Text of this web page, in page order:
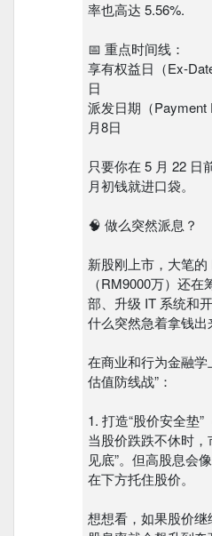
率也高达 5.56%.
📅 重点时间线：
享有权益日（Ex-
日
派发日期（Payment
月8日
只要你在 5 月 22 日
月初钱就进口袋。
🧠 做么突然派息？
新股刚上市，大笔
（RM9000万）还
部、升级 IT 系统和
什么突然急着拿钱出
在商业和行为金融学
估值防线战”：
1. 打造“股价安全垫”
当股价跌跌不休时，
见底”。但高股息会
在下方托住股价。
想想看，如果股价继